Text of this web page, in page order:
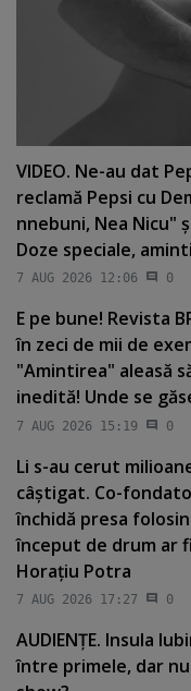
VIDEO. Ne-au dat
reclamă Pepsi cu
nnebuni, Nea Nicu"
Doze speciale,
7 AUG 2026 12:06 0
E pe bune! Revista
în zeci de mii de
"Amintirea" aleasă
inedită! Unde se
7 AUG 2026 15:19 0
Li s-au cerut
câştigat. Co-
închidă presa
început de drum ar
Horaţiu Potra
7 AUG 2026 17:27 0
AUDIENŢE. Insula
între primele, dar